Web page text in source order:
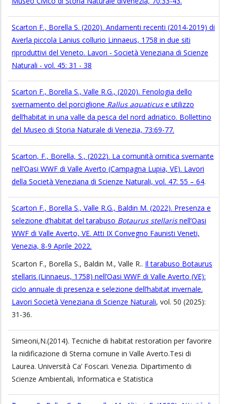
Scarton F., Borella S. (2020). Andamenti recenti (2014-2019) di
Averla piccola Lanius collurio Linnaeus, 1758 in due siti
riproduttivi del Veneto. Lavori - Società Veneziana di Scienze
Naturali - vol. 45: 31 - 38
Scarton F., Borella S., Valle R.G., (2020). Fenologia dello
svernamento del porciglione Rallus aquaticuse utilizzo
dell’habitat in una valle da pesca del nord adriatico. Bollettino
del Museo di Storia Naturale di Venezia, 73:69-77.
Scarton, F., Borella, S., (2022). La comunità ornitica svernante
nell’Oasi WWF di Valle Averto (Campagna Lupia, VE). Lavori
della Società Veneziana di Scienze Naturali, vol. 47: 55 – 64.
Scarton F., Borella S., Valle R.G., Baldin M. (2022). Presenza e
selezione d’habitat del tarabuso Botaurus stellarisnell’Oasi
WWF di Valle Averto, VE. Atti IX Convegno Faunisti Veneti,
Venezia, 8-9 Aprile 2022.
Scarton F., Borella S., Baldin M., Valle R.. Il tarabuso Botaurus
stellaris (Linnaeus, 1758) nell’Oasi WWF di Valle Averto (VE):
ciclo annuale di presenza e selezione dell’habitat invernale.
Lavori Società Veneziana di Scienze Naturali, vol. 50 (2025):
31-36.
Simeoni,N.(2014). Tecniche di habitat restoration per favorire
la nidificazione di Sterna comune in Valle Averto.Tesi di
Laurea. Università Ca’ Foscari. Venezia. Dipartimento di
Scienze Ambientali, Informatica e Statistica